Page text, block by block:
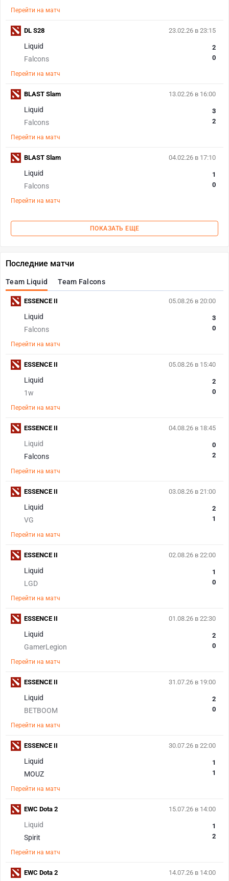
Перейти на матч
23.02.26 в 23:15
Liquid
Falcons
2
0
Перейти на матч
DL S28
13.02.26 в 16:00
Liquid
Falcons
3
2
Перейти на матч
BLAST Slam
04.02.26 в 17:10
Liquid
Falcons
1
0
Перейти на матч
BLAST Slam
ПОКАЗАТЬ ЕЩЕ
Последние матчи
Team Liquid Team Falcons
05.08.26 в 20:00
Liquid
Falcons
3
0
Перейти на матч
ESSENCE II
05.08.26 в 15:40
Liquid
1w
2
0
Перейти на матч
ESSENCE II
04.08.26 в 18:45
Liquid
Falcons
0
2
Перейти на матч
ESSENCE II
03.08.26 в 21:00
Liquid
VG
2
1
Перейти на матч
ESSENCE II
02.08.26 в 22:00
Liquid
LGD
1
0
Перейти на матч
ESSENCE II
01.08.26 в 22:30
Liquid
GamerLegion
2
0
Перейти на матч
ESSENCE II
31.07.26 в 19:00
Liquid
BETBOOM
2
0
Перейти на матч
ESSENCE II
30.07.26 в 22:00
Liquid
MOUZ
1
1
Перейти на матч
ESSENCE II
15.07.26 в 14:00
Liquid
Spirit
1
2
Перейти на матч
EWC Dota 2
14.07.26 в 14:00
EWC Dota 2